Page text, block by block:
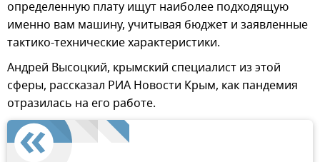
определенную плату ищут наиболее подходящую
именно вам машину, учитывая бюджет и заявленные
тактико-технические характеристики.
Андрей Высоцкий, крымский специалист из этой
сферы, рассказал РИА Новости Крым, как пандемия
отразилась на его работе.